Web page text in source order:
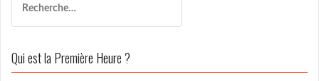
c
e
r
Qui est la Première Heure ?